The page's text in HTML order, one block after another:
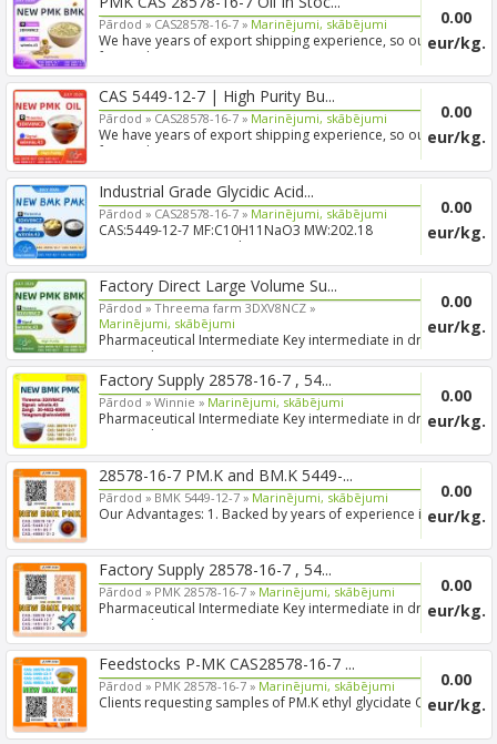
Pārdod » CAS28578-16-7 » Marinējumi, skābējumi
We have years of export shipping experience, so our
forwarde...
0.00
eur/kg.
CAS 5449-12-7 | High Purity Bu...
Pārdod » CAS28578-16-7 » Marinējumi, skābējumi
We have years of export shipping experience, so our
forwarde...
0.00
eur/kg.
Industrial Grade Glycidic Acid...
Pārdod »CAS28578-16-7 »Marinējumi, skābējumi
CAS:5449-12-7 MF:C10H11NaO3 MW:202.18
EINECS:226-500-0 Produ...
0.00
eur/kg.
Factory Direct Large Volume Su...
Pārdod » Threema farm 3DXV8NCZ »
Marinējumi, skābējumi
Pharmaceutical Intermediate Key intermediate in drug
R&D and...
0.00
eur/kg.
Factory Supply 28578-16-7 , 54...
Pārdod » Winnie » Marinējumi, skābējumi
Pharmaceutical Intermediate Key intermediate in drug
R&D and...
0.00
eur/kg.
28578-16-7 PM.K and BM.K 5449-...
Pārdod »BMK 5449-12-7 »Marinējumi, skābējumi
Our Advantages: 1. Backed by years of experience in
0.00
eur/kg.
Factory Supply 28578-16-7 , 54...
Pārdod » PMK 28578-16-7 » Marinējumi, skābējumi
Pharmaceutical Intermediate Key intermediate in drug
R&D and...
0.00
eur/kg.
Feedstocks P-MK CAS28578-16-7 ...
Pārdod » PMK 28578-16-7 » Marinējumi, skābējumi
Clients requesting samples of PM.K ethyl glycidate CAS
0.00
eur/kg.